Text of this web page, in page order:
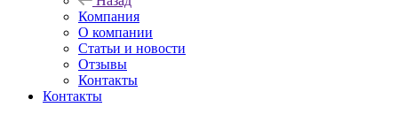
Компания
О компании
Статьи и новости
Отзывы
Контакты
Контакты